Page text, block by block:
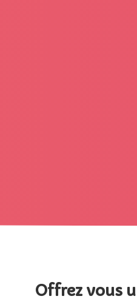
Offrez vous